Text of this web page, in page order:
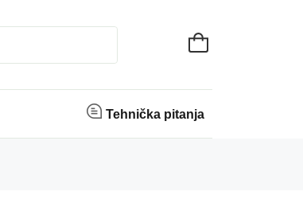
Tehnička pitanja